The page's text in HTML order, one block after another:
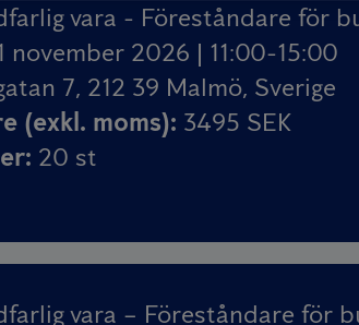
vara - Föreståndare för
november 2026 | 11:00-15:00
7, 212 39 Malmö, Sverige
(exkl. moms): 3495 SEK
: 20 st
vara – Föreståndare för